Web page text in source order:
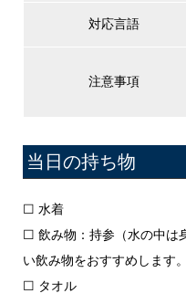
対応言語
注意事項
当日の持ち物
☐ 水着
☐ 飲み物：持参（水の中は
い飲み物をおすすめします。
☐ タオル